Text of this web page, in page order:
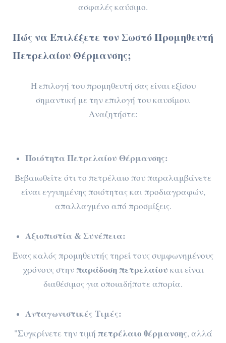
ασφαλές καύσιμο.
Πώς να Επιλέξετε τον Σωστό Προμηθευτή
Πετρελαίου Θέρμανσης;
Η επιλογή του προμηθευτή σας είναι εξίσου
σημαντική με την επιλογή του καυσίμου.
Αναζητήστε:
Ποιότητα Πετρελαίου Θέρμανσης:
Βεβαιωθείτε ότι το πετρέλαιο που παραλαμβάνετε
είναι εγγυημένης ποιότητας και προδιαγραφών,
απαλλαγμένο από προσμίξεις.
Αξιοπιστία & Συνέπεια:
Ένας καλός προμηθευτής τηρεί τους συμφωνημένους
χρόνους στην παράδοση πετρελαίου και είναι
διαθέσιμος για οποιαδήποτε απορία.
Ανταγωνιστικές Τιμές:
"Συγκρίνετε την τιμή πετρέλαιο θέρμανσης, αλλά